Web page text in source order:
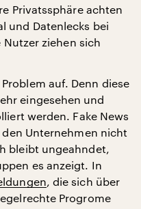
Privatssphäre achten
und Datenlecks bei
Nutzer ziehen sich
auf. Denn diese
eingesehen und
werden. Fake News
Unternehmen nicht
bleibt ungeahndet,
es anzeigt. In
, die sich über
Progrome